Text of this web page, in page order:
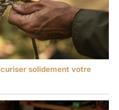
solidement votre